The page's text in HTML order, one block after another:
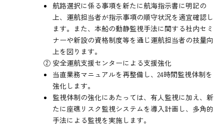
航路選択に係る事項を新たに航海指示書に明記の
上、運航担当者が指示事項の順守状況を適宜確認し
ます。また、本船の動静監視手法に関する社内セミ
ナーや新設の資格制度等を通じ運航担当者の技量向
上を図ります。
② 安全運航支援センターによる支援強化
当直業務マニュアルを再整備し、24時間監視体制を
強化します。
監視体制の強化にあたっては、有人監視に加え、新
たに座礁リスク監視システムを導入計画し、多角的
手法による監視を実施します。